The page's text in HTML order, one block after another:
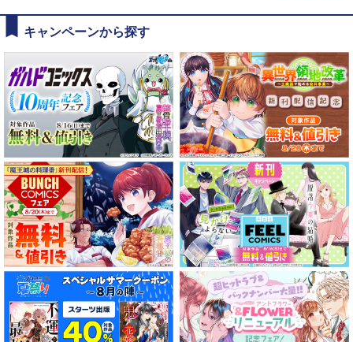
キャンペーンから探す